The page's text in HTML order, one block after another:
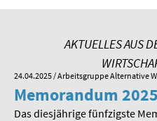
Termine
AKTUELLES AUS
24.04.2025 / Arbeitsgruppe Alternative
Memorandum 2025
Das diesjährige fünfzigste